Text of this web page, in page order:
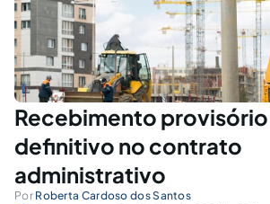
Recebimento provisório
definitivo no contrato
administrativo
Por Roberta Cardoso dos Santos